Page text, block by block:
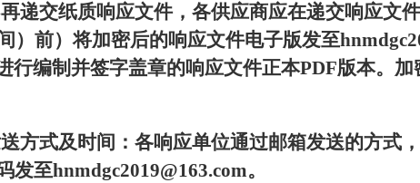
递交纸质响应文件，各供应商应在递交响应文
）前）将加密后的响应文件电子版发至
行编制并签字盖章的响应文件正本PDF版本。
方式及时间：各响应单位通过邮箱发送的方式
发至hnmdgc2019@163.com。